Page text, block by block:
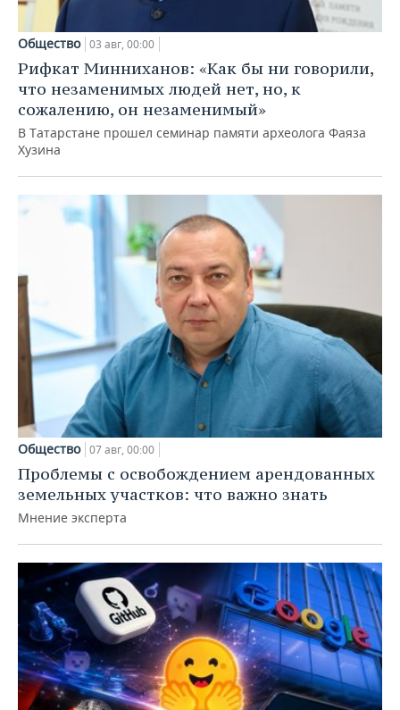
Общество 03 авг, 00:00
Рифкат Минниханов: «Как бы ни говорили,
что незаменимых людей нет, но, к
сожалению, он незаменимый»
В Татарстане прошел семинар памяти археолога Фаяза
Хузина
Общество 07 авг, 00:00
Проблемы с освобождением арендованных
земельных участков: что важно знать
Мнение эксперта